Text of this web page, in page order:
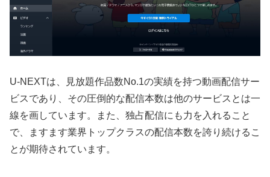
U-NEXTは、見放題作品数No.1の実績を持つ動画配信サー
ビスであり、その圧倒的な配信本数は他のサービスとは一
線を画しています。また、独占配信にも力を入れること
で、ますます業界トップクラスの配信本数を誇り続けるこ
とが期待されています。